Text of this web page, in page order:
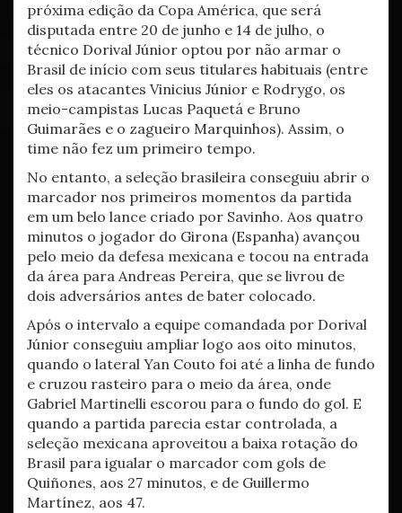
próxima edição da Copa América, que será
disputada entre 20 de junho e 14 de julho, o
técnico Dorival Júnior optou por não armar o
Brasil de início com seus titulares habituais (entre
eles os atacantes Vinicius Júnior e Rodrygo, os
meio-campistas Lucas Paquetá e Bruno
Guimarães e o zagueiro Marquinhos). Assim, o
time não fez um primeiro tempo.
No entanto, a seleção brasileira conseguiu abrir o
marcador nos primeiros momentos da partida
em um belo lance criado por Savinho. Aos quatro
minutos o jogador do Girona (Espanha) avançou
pelo meio da defesa mexicana e tocou na entrada
da área para Andreas Pereira, que se livrou de
dois adversários antes de bater colocado.
Após o intervalo a equipe comandada por Dorival
Júnior conseguiu ampliar logo aos oito minutos,
quando o lateral Yan Couto foi até a linha de fundo
e cruzou rasteiro para o meio da área, onde
Gabriel Martinelli escorou para o fundo do gol. E
quando a partida parecia estar controlada, a
seleção mexicana aproveitou a baixa rotação do
Brasil para igualar o marcador com gols de
Quiñones, aos 27 minutos, e de Guillermo
Martínez, aos 47.